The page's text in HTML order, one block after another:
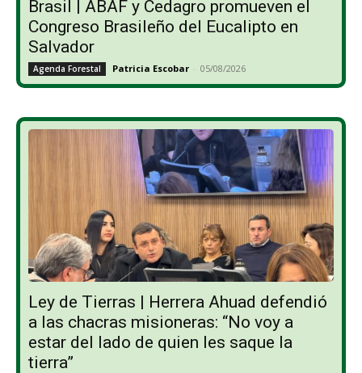
Brasil | ABAF y Cedagro promueven el
Congreso Brasileño del Eucalipto en
Salvador
Agenda Forestal Patricia Escobar - 05/08/2026
Ley de Tierras | Herrera Ahuad defendió
a las chacras misioneras: “No voy a
estar del lado de quien les saque la
tierra”